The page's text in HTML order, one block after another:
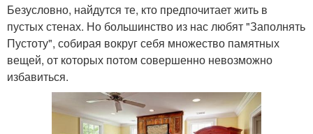
Безусловно, найдутся те, кто предпочитает жить в
пустых стенах. Но большинство из нас любят "Заполнять
Пустоту", собирая вокруг себя множество памятных
вещей, от которых потом совершенно невозможно
избавиться.